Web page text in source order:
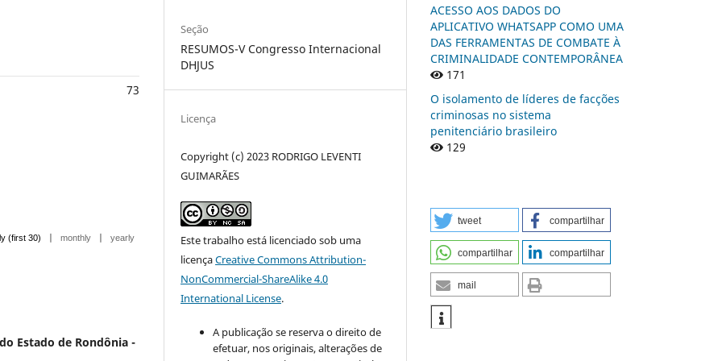
73
(first 30) | monthly | yearly
Estado de Rondônia -
Seção
RESUMOS-V Congresso Internacional
DHJUS
Licença
Copyright (c) 2023 RODRIGO LEVENTI
GUIMARÃES
Este trabalho está licenciado sob uma
licençaCreative Commons Attribution-
NonCommercial-ShareAlike 4.0
International License.
A publicação se reserva o direito de
efetuar, nos originais, alterações de
ACESSO AOS DADOS DO
APLICATIVO WHATSAPP COMO UMA
DAS FERRAMENTAS DE COMBATE À
CRIMINALIDADE CONTEMPORÂNEA
171
O isolamento de líderes de facções
criminosas no sistema
penitenciário brasileiro
129
tweet compartilhar
compartilhar compartilhar
mail